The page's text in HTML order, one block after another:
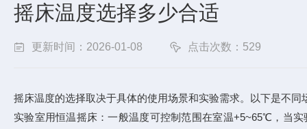
摇床温度选择多少合适
更新时间：2026-01-08 点击次数：529
摇床温度的选择取决于具体的使用场景和实验需求。以下是不同
实验室用恒温摇床：一般温度可控制范围在室温+5~65℃，当